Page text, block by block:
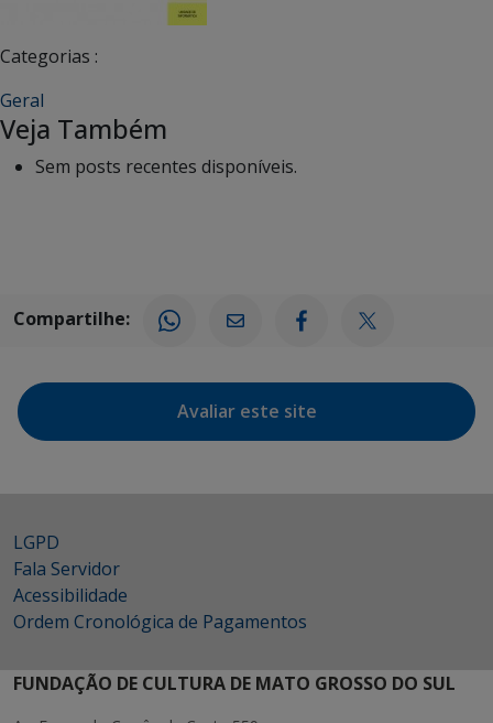
Categorias :
Geral
Veja Também
Sem posts recentes disponíveis.
Compartilhe:
Avaliar este site
LGPD
Fala Servidor
Acessibilidade
Ordem Cronológica de Pagamentos
FUNDAÇÃO DE CULTURA DE MATO GROSSO DO SUL